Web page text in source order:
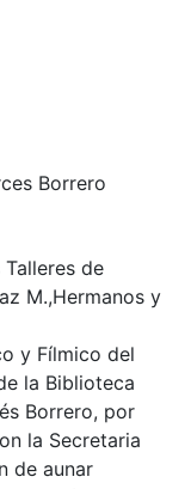
Borrero
de
M.,Hermanos y
y Fílmico del
la Biblioteca
Borrero, por
la Secretaria
de aunar